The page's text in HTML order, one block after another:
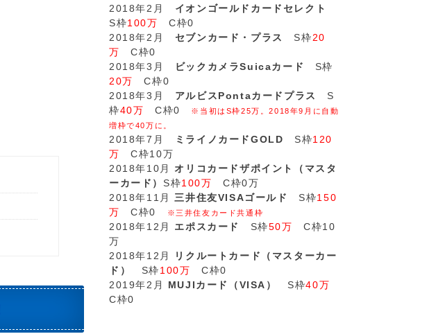
2018年2月 イオンゴールドカードセレクト
S枠100万
C枠0
2018年2月 セブンカード・プラス S枠20
万
C枠0
2018年3月
ビックカメラSuicaカード
S枠
20万
C枠0
2018年3月 アルビスPontaカードプラス
S
枠40万 C枠0
※当初はS枠25万。2018年9月に自動
増枠で40万に。
2018年7月 ミライノカードGOLD S枠120
万
C枠10万
2018年10月オリコカードザポイント（マスタ
ーカード） S枠100万
C枠0万
2018年11月 三井住友VISAゴールド S枠150
万
C枠0 ※三井住友カード共通枠
2018年12月 エポスカード S枠50万
C枠10
万
2018年12月
リクルートカード（マスターカー
ド） S枠100万 C枠0
2019年2月 MUJIカード（VISA） S枠40万
C枠0